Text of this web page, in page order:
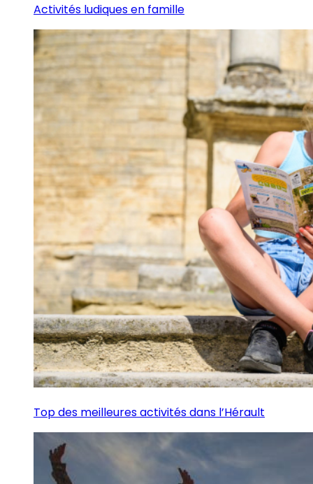
Activités ludiques en famille
Top des meilleures activités dans l’Hérault